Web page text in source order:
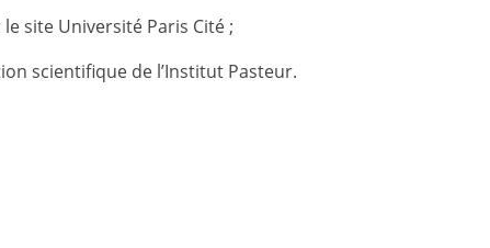
site Université Paris Cité ;
scientifique de l’Institut Pasteur.